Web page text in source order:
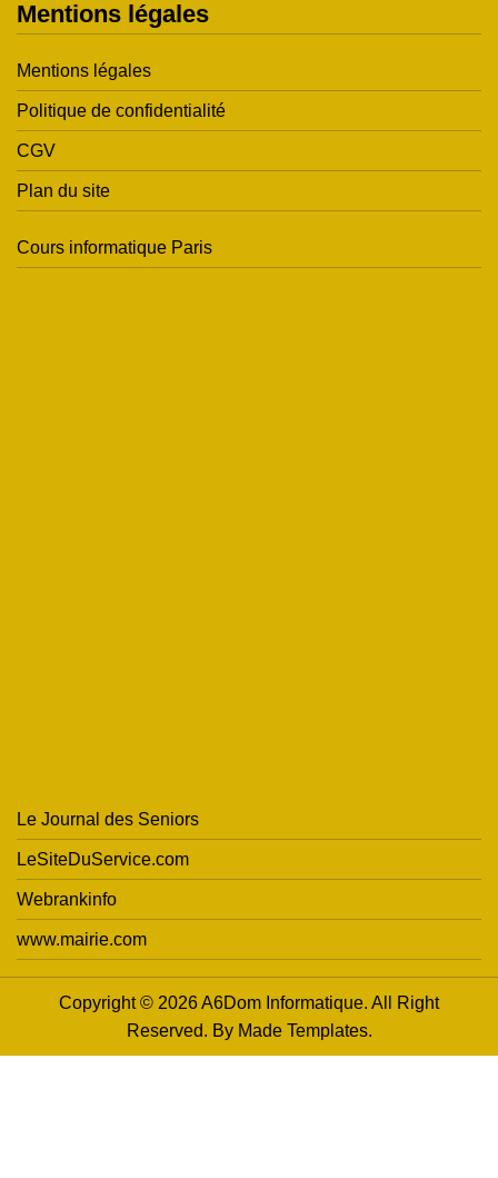
Mentions légales
Mentions légales
Politique de confidentialité
CGV
Plan du site
Cours informatique Paris
Le Journal des Seniors
LeSiteDuService.com
Webrankinfo
www.mairie.com
Copyright © 2026 A6Dom Informatique. All Right
Reserved. By Made Templates.